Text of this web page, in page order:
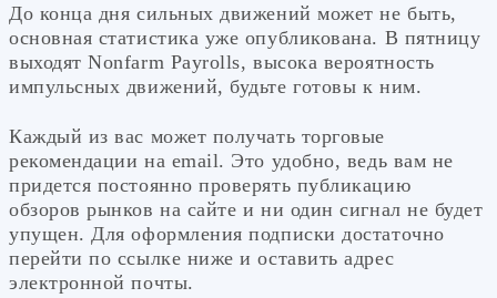
До конца дня сильных движений может не быть,
основная статистика уже опубликована. В пятницу
выходят Nonfarm Payrolls, высока вероятность
импульсных движений, будьте готовы к ним.
Каждый из вас может получать торговые
рекомендации на email. Это удобно, ведь вам не
придется постоянно проверять публикацию
обзоров рынков на сайте и ни один сигнал не будет
упущен. Для оформления подписки достаточно
перейти по ссылке ниже и оставить адрес
электронной почты.